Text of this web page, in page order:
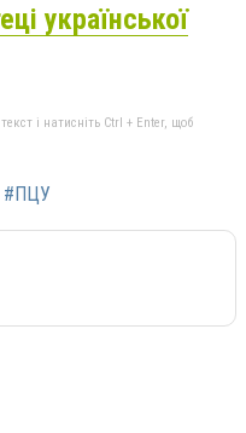
української
і натисніть Ctrl + Enter, щоб
#ПЦУ